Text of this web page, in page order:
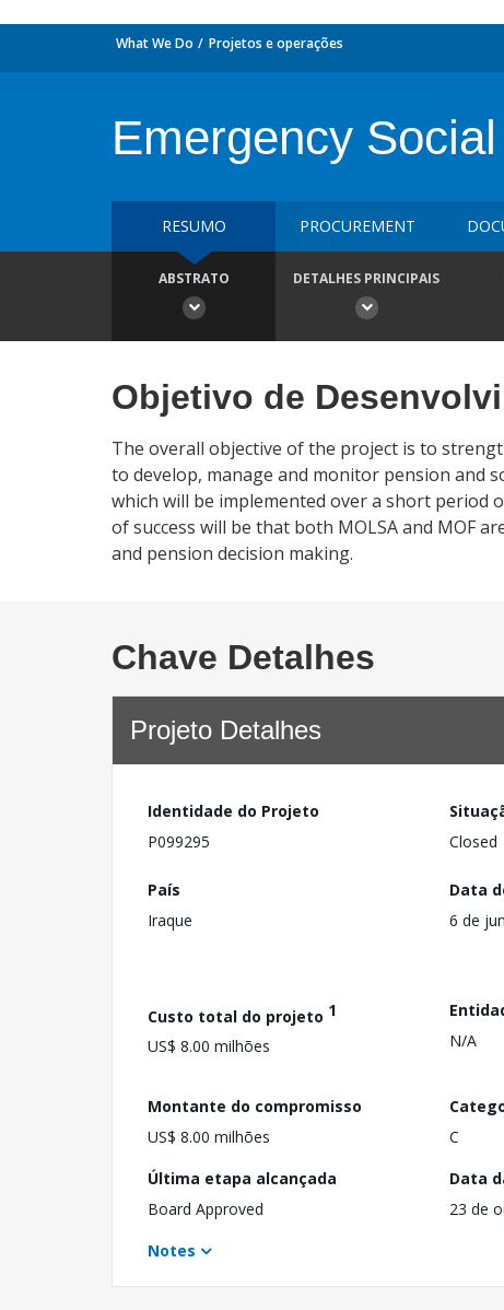
What We Do Projetos e operações
Emergency
RESUMO PROCUREMENT
ABSTRATO DETALHES PRINCIPAIS
Objetivo de
The overall objective of the project is to
to develop, manage and monitor pension and
which will be implemented over a short period
of success will be that both MOLSA and MOF
and pension decision making.
Chave Detalhes
Projeto Detalhes
Identidade do Projeto
P099295
Closed
País
Iraque
Data
6 de
Custo total do projeto 1
US$ 8.00 milhões
N/A
Montante do compromisso
US$ 8.00 milhões
C
Última etapa alcançada
Board Approved
Data
23 de
Notes